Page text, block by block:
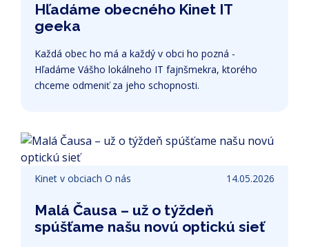
Hľadáme obecného Kinet IT
geeka
Každá obec ho má a každý v obci ho pozná -
Hľadáme Vášho lokálneho IT fajnšmekra, ktorého
chceme odmeniť za jeho schopnosti.
Kinet v obciach O nás 14.05.2026
Malá Čausa – už o týždeň
spúšťame našu novú optickú sieť